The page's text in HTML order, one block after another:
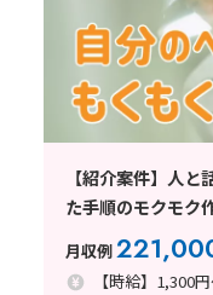
【紹介案件】人
た手順のモクモク
月収例
【時給】1,300